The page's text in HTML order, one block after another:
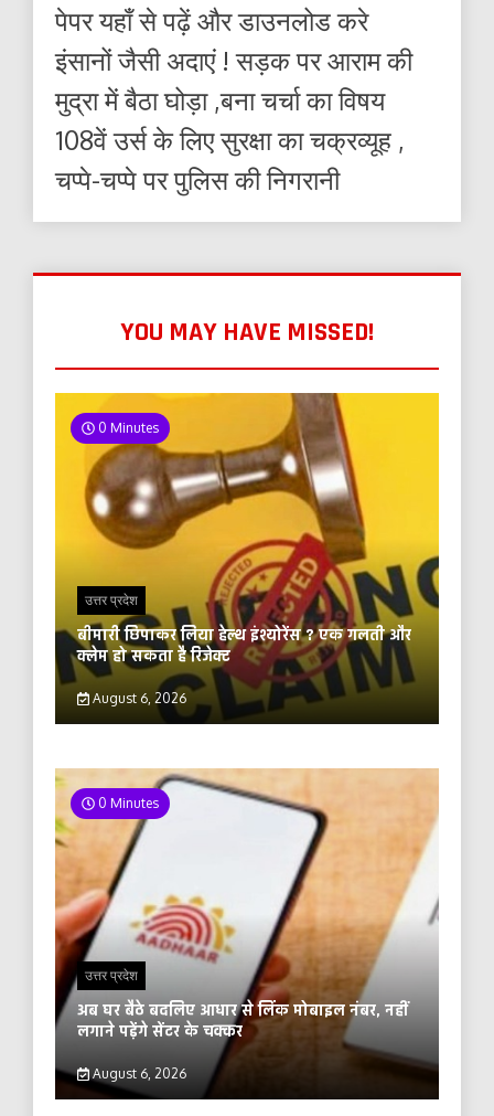
पेपर यहाँ से पढ़ें और डाउनलोड करे
इंसानों जैसी अदाएं ! सड़क पर आराम की
मुद्रा में बैठा घोड़ा ,बना चर्चा का विषय
108वें उर्स के लिए सुरक्षा का चक्रव्यूह ,
चप्पे-चप्पे पर पुलिस की निगरानी
YOU MAY HAVE MISSED!
0 Minutes
उत्तर प्रदेश
बीमारी छिपाकर लिया हेल्थ इंश्योरेंस ? एक गलती और
क्लेम हो सकता है रिजेक्ट
August 6, 2026
0 Minutes
उत्तर प्रदेश
अब घर बैठे बदलिए आधार से लिंक मोबाइल नंबर, नहीं
लगाने पड़ेंगे सेंटर के चक्कर
August 6, 2026